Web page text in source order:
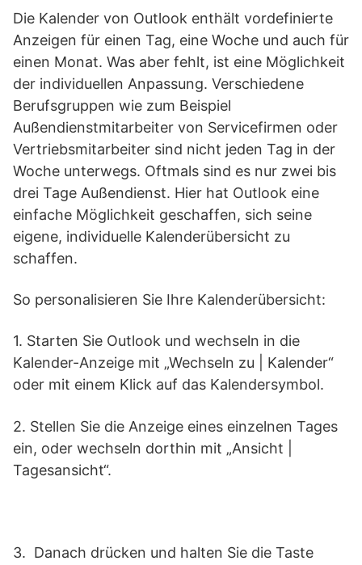
Die Kalender von Outlook enthält vordefinierte
Anzeigen für einen Tag, eine Woche und auch für
einen Monat. Was aber fehlt, ist eine Möglichkeit
der individuellen Anpassung. Verschiedene
Berufsgruppen wie zum Beispiel
Außendienstmitarbeiter von Servicefirmen oder
Vertriebsmitarbeiter sind nicht jeden Tag in der
Woche unterwegs. Oftmals sind es nur zwei bis
drei Tage Außendienst. Hier hat Outlook eine
einfache Möglichkeit geschaffen, sich seine
eigene, individuelle Kalenderübersicht zu
schaffen.
So personalisieren Sie Ihre Kalenderübersicht:
1. Starten Sie Outlook und wechseln in die
Kalender-Anzeige mit „Wechseln zu | Kalender“
oder mit einem Klick auf das Kalendersymbol.
2. Stellen Sie die Anzeige eines einzelnen Tages
ein, oder wechseln dorthin mit „Ansicht |
Tagesansicht“.
3. Danach drücken und halten Sie die Taste